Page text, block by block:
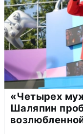
«Четырех
Шаляпин